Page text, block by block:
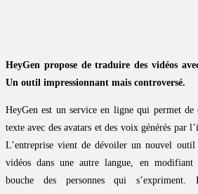
HeyGen propose de traduire des vidéos
Un outil impressionnant mais controversé.
HeyGen est un service en ligne qui permet
texte avec des avatars et des voix générés par
L’entreprise vient de dévoiler un nouvel
vidéos dans une autre langue, en modifiant
bouche des personnes qui s’expriment.